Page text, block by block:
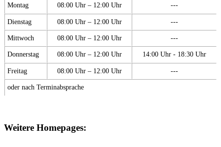
Montag 08:00 Uhr – 12:00 Uhr ---
Dienstag 08:00 Uhr – 12:00 Uhr ---
Mittwoch 08:00 Uhr – 12:00 Uhr ---
Donnerstag 08:00 Uhr – 12:00 Uhr 14:00 Uhr - 18:30 Uhr
Freitag 08:00 Uhr – 12:00 Uhr ---
oder nach Terminabsprache
Weitere Homepages: